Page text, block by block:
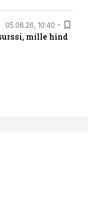
05.08.26, 10:40
mille hind